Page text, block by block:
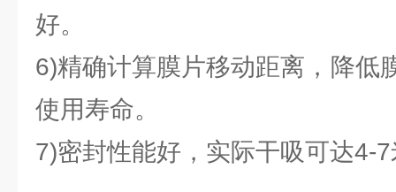
好。
6)精确计算膜片移动距离，降低
使用寿命。
7)密封性能好，实际干吸可达4-